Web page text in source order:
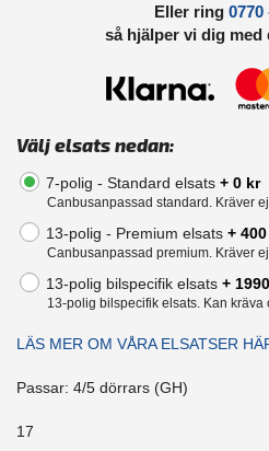
Eller ring 0770
så hjälper vi dig
Välj elsats nedan:
7-polig - Standard elsats + 0 kr
Canbusanpassad standard. Kräver
13-polig - Premium elsats +
Canbusanpassad premium. Kräver
13-polig bilspecifik elsats +
13-polig bilspecifik elsats. Kan kräva
LÄS MER OM VÅRA ELSATSER
Passar: 4/5 dörrars (GH)
17